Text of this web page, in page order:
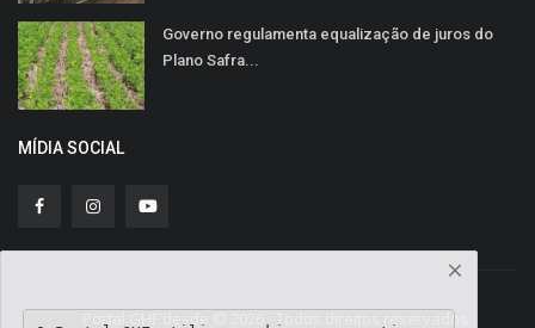
Governo regulamenta equalização de juros do
Plano Safra...
MÍDIA SOCIAL
Portal GHF desde © 2026 - Todos direitos reservados.